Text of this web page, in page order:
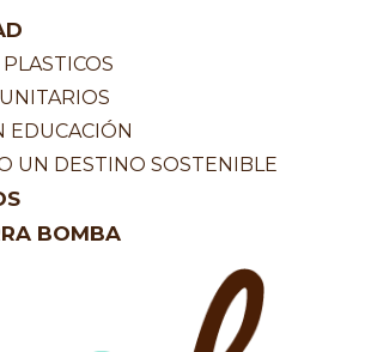
EDUCACIÓN
UN DESTINO SOSTENIBLE
BOMBA